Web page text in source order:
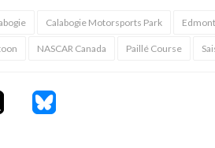
Calabogie Motorsports Park
NASCAR Canada Paillé Course